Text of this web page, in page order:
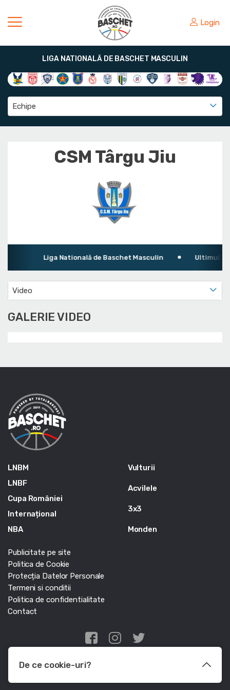
Login
LIGA NATIONALĂ DE BASCHET MASCULIN
Echipe
CSM Târgu Jiu
Liga Natională de Baschet Masculin Ultimul
Video
GALERIE VIDEO
LNBM
LNBF
Cupa României
Internațional
NBA
Vulturii
Acvilele
3x3
Monden
Publicitate pe site
Politica de Cookie
Protecția Datelor Personale
Termeni si conditii
Politica de confidentialitate
Contact
Edris Digital Agency
De ce cookie-uri?